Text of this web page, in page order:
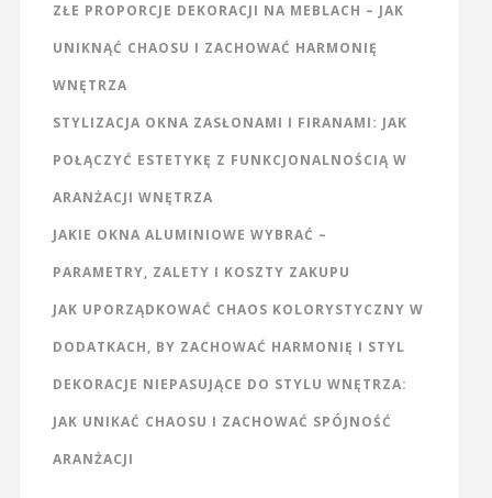
ZŁE PROPORCJE DEKORACJI NA MEBLACH – JAK
UNIKNĄĆ CHAOSU I ZACHOWAĆ HARMONIĘ
WNĘTRZA
STYLIZACJA OKNA ZASŁONAMI I FIRANAMI: JAK
POŁĄCZYĆ ESTETYKĘ Z FUNKCJONALNOŚCIĄ W
ARANŻACJI WNĘTRZA
JAKIE OKNA ALUMINIOWE WYBRAĆ –
PARAMETRY, ZALETY I KOSZTY ZAKUPU
JAK UPORZĄDKOWAĆ CHAOS KOLORYSTYCZNY W
DODATKACH, BY ZACHOWAĆ HARMONIĘ I STYL
DEKORACJE NIEPASUJĄCE DO STYLU WNĘTRZA:
JAK UNIKAĆ CHAOSU I ZACHOWAĆ SPÓJNOŚĆ
ARANŻACJI